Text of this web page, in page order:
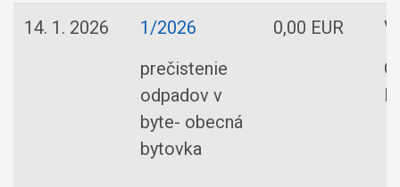
14. 1. 2026
1/2026
prečistenie
odpadov v
byte- obecná
bytovka
0,00 EUR